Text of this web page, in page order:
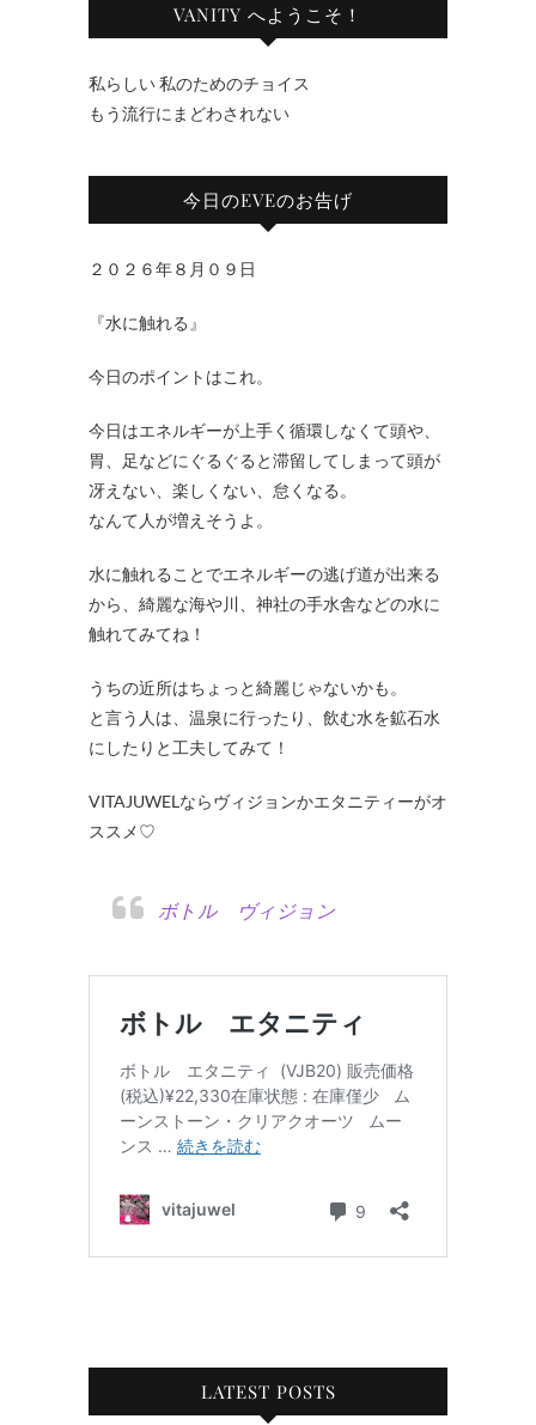
VANITY へようこそ！
私らしい 私のためのチョイス
もう流行にまどわされない
今日のEVEのお告げ
２０２６年８月０９日
『水に触れる』
今日のポイントはこれ。
今日はエネルギーが上手く循環しなくて頭や、
胃、足などにぐるぐると滞留してしまって頭が
冴えない、楽しくない、怠くなる。
なんて人が増えそうよ。
水に触れることでエネルギーの逃げ道が出来る
から、綺麗な海や川、神社の手水舎などの水に
触れてみてね！
うちの近所はちょっと綺麗じゃないかも。
と言う人は、温泉に行ったり、飲む水を鉱石水
にしたりと工夫してみて！
VITAJUWELならヴィジョンかエタニティーがオ
ススメ♡
ボトル ヴィジョン
LATEST POSTS